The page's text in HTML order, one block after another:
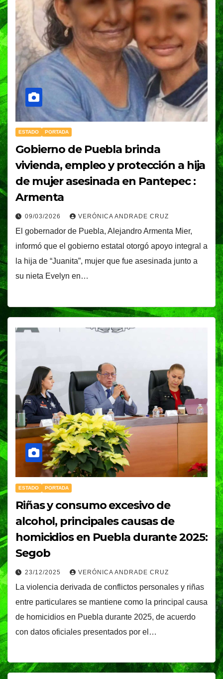
ESTADO PORTADA
Gobierno de Puebla brinda
vivienda, empleo y protección a hija
de mujer asesinada en Pantepec :
Armenta
09/03/2026 VERÓNICA ANDRADE CRUZ
El gobernador de Puebla, Alejandro Armenta Mier,
informó que el gobierno estatal otorgó apoyo integral a
la hija de “Juanita”, mujer que fue asesinada junto a
su nieta Evelyn en…
ESTADO PORTADA
Riñas y consumo excesivo de
alcohol, principales causas de
homicidios en Puebla durante 2025:
Segob
23/12/2025 VERÓNICA ANDRADE CRUZ
La violencia derivada de conflictos personales y riñas
entre particulares se mantiene como la principal causa
de homicidios en Puebla durante 2025, de acuerdo
con datos oficiales presentados por el…